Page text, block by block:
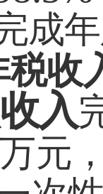
成
税收
入
万元